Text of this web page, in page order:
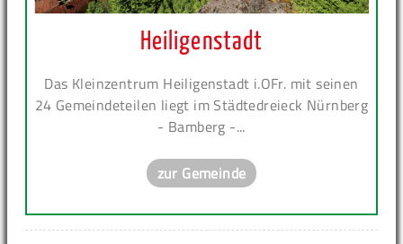
Heiligenstadt
Das Kleinzentrum Heiligenstadt i.OFr. mit seinen
24 Gemeindeteilen liegt im Städtedreieck Nürnberg
- Bamberg -...
zur Gemeinde